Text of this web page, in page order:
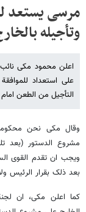
مرسی یستعد
وتأجیله
اعلن محمود مکی
على استعداد
التأجیل من الطعن امام
وقال مکی نحن
ویجب ان تقدم القوى
بعد ذلک بقرار الرئیس
کما اعلن مکی، ان